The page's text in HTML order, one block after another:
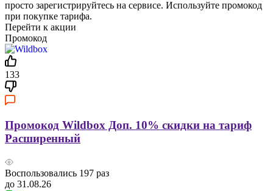
просто зарегистрируйтесь на сервисе. Используйте промокод
при покупке тарифа.
Перейти к акции
Промокод
133
Промокод Wildbox Доп. 10% скидки на тариф
Расширенный
Воспользовались 197 раз
до 31.08.26